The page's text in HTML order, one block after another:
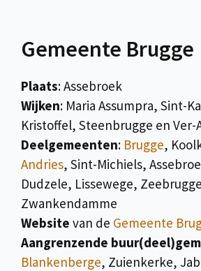
Gemeente Brugge
Plaats: Assebroek
Wijken: Maria Assumpra, Sint-
Kristoffel, Steenbrugge en Ver-
Deelgemeenten: Brugge,
Andries, Sint-Michiels,
Dudzele, Lissewege,
Zwankendamme
Website van de Gemeente
Aangrenzende
Blankenberge, Zuienkerke,